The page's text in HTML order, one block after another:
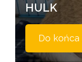
HULK
Do końca